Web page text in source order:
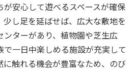
安心して遊べるスペースが確保
少し足を延ばせば、広大な敷地を
ターがあり、植物園や芝生広
一日中楽しめる施設が充実して
に触れる機会が豊富なため、のび